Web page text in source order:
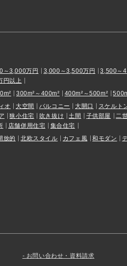
～3,000万円 3,000～3,500万円 3,500～
円以上
300m²～400m² 400m²～500m²
オ 大空間 バルコニー 大開口 スケルト
狭小住宅 吹き抜け 土間 子供部屋 二
店舗併用住宅
集合住宅
放的 北欧スタイル カフェ風 和モダン
お問い合わせ・資料請求